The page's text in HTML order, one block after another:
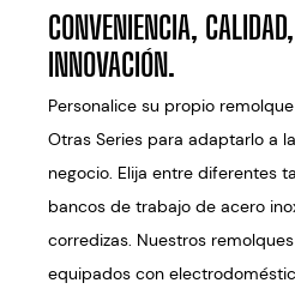
CONVENIENCIA,
INNOVACIÓN.
Personalice su propio
Otras Series para adaptarlo a
negocio. Elija entre diferentes
bancos de trabajo de acero
corredizas. Nuestros
equipados con